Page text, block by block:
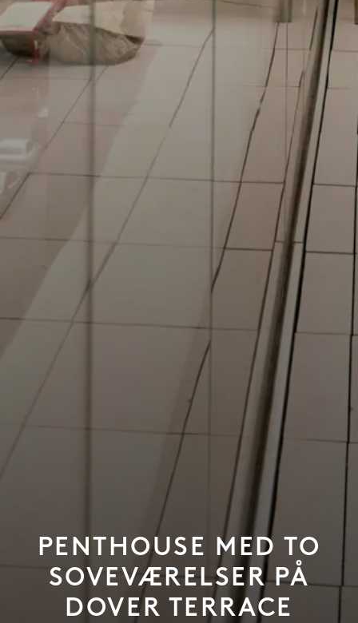
PENTHOUSE MED TO
SOVEVÆRELSER PÅ
DOVER TERRACE